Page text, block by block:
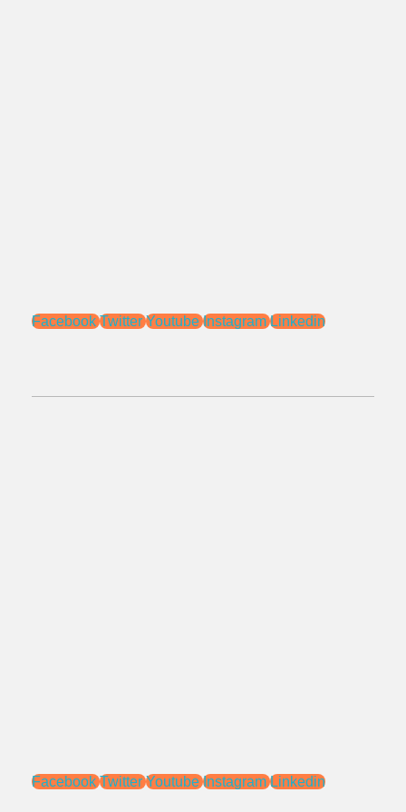
Facebook Twitter Youtube Instagram Linkedin
Facebook Twitter Youtube Instagram Linkedin